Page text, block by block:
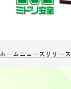
ホームニュースリリース